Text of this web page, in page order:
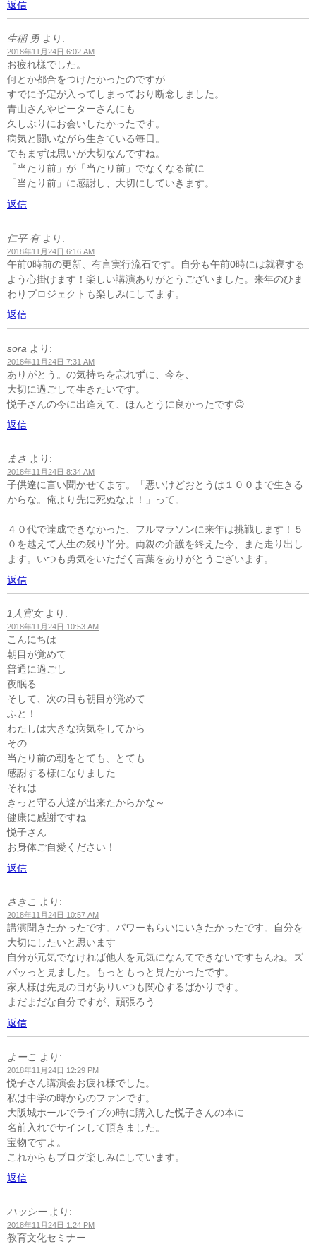
返信
生稲 勇 より:
2018年11月24日 6:02 AM
お疲れ様でした。
何とか都合をつけたかったのですが
すでに予定が入ってしまっており断念しました。
青山さんやピーターさんにも
久しぶりにお会いしたかったです。
病気と闘いながら生きている毎日。
でもまずは思いが大切なんですね。
「当たり前」が「当たり前」でなくなる前に
「当たり前」に感謝し、大切にしていきます。
返信
仁平 有 より:
2018年11月24日 6:16 AM
午前0時前の更新、有言実行流石です。自分も午前0時には就寝する
よう心掛けます！楽しい講演ありがとうございました。来年のひま
わりプロジェクトも楽しみにしてます。
返信
sora より:
2018年11月24日 7:31 AM
ありがとう。の気持ちを忘れずに、今を、
大切に過ごして生きたいです。
悦子さんの今に出逢えて、ほんとうに良かったです😊
返信
まさ より:
2018年11月24日 8:34 AM
子供達に言い聞かせてます。「悪いけどおとうは１００まで生きる
からな。俺より先に死ぬなよ！」って。
４０代で達成できなかった、フルマラソンに来年は挑戦します！５
０を越えて人生の残り半分。両親の介護を終えた今、また走り出し
ます。いつも勇気をいただく言葉をありがとうございます。
返信
1人官女 より:
2018年11月24日 10:53 AM
こんにちは
朝目が覚めて
普通に過ごし
夜眠る
そして、次の日も朝目が覚めて
ふと！
わたしは大きな病気をしてから
その
当たり前の朝をとても、とても
感謝する様になりました
それは
きっと守る人達が出来たからかな～
健康に感謝ですね
悦子さん
お身体ご自愛ください！
返信
さきこ より:
2018年11月24日 10:57 AM
講演聞きたかったです。パワーもらいにいきたかったです。自分を
大切にしたいと思います
自分が元気でなければ他人を元気になんてできないですもんね。ズ
バッっと見ました。もっともっと見たかったです。
家人様は先見の目がありいつも関心するばかりです。
まだまだな自分ですが、頑張ろう
返信
よーこ より:
2018年11月24日 12:29 PM
悦子さん講演会お疲れ様でした。
私は中学の時からのファンです。
大阪城ホールでライブの時に購入した悦子さんの本に
名前入れでサインして頂きました。
宝物ですよ。
これからもブログ楽しみにしています。
返信
ハッシー より:
2018年11月24日 1:24 PM
教育文化セミナー